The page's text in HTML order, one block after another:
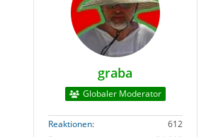
graba
Globaler Moderator
Reaktionen
612